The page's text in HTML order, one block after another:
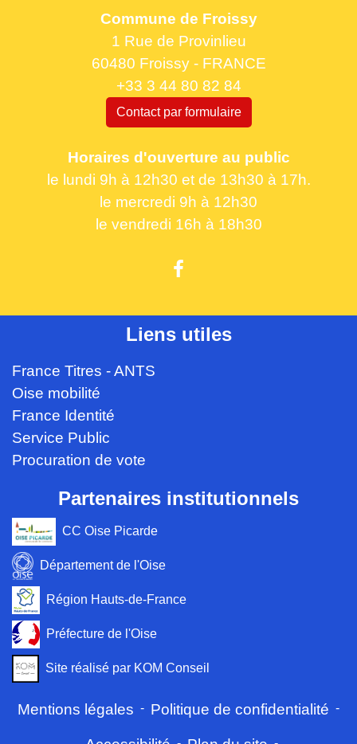
Commune de Froissy
1 Rue de Provinlieu
60480 Froissy - FRANCE
+33 3 44 80 82 84
Contact par formulaire
Horaires d'ouverture au public
le lundi 9h à 12h30 et de 13h30 à 17h.
le mercredi 9h à 12h30
le vendredi 16h à 18h30
Liens utiles
France Titres - ANTS
Oise mobilité
France Identité
Service Public
Procuration de vote
Partenaires institutionnels
CC Oise Picarde
Département de l'Oise
Région Hauts-de-France
Préfecture de l'Oise
Site réalisé par KOM Conseil
Mentions légales - Politique de confidentialité -